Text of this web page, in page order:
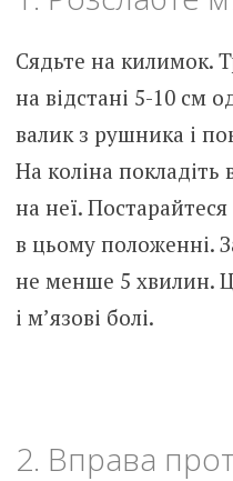
Сядьте на килимок.
на відстані 5-10 см
валик з рушника і
На коліна
на неї.
в цьому положенні.
не менше 5 хвилин.
і м’язові болі.
2. Вправа